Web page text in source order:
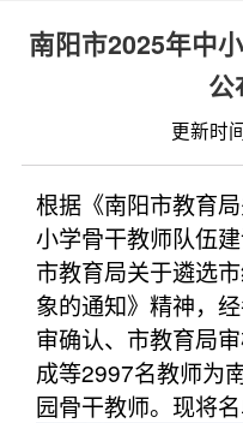
南阳市2025年中
公
更新时
根据《南阳市教育
小学骨干教师队伍
市教育局关于遴选
象的通知》精神，
审确认、市教育局
成等2997名教师为
园骨干教师。现将